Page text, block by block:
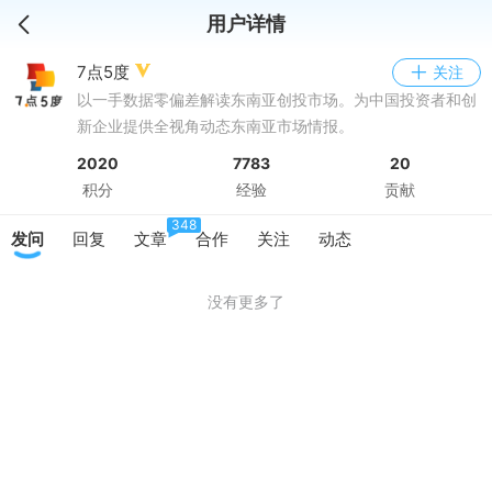
用户详情
7点5度
关注
以一手数据零偏差解读东南亚创投市场。为中国投资者和创
新企业提供全视角动态东南亚市场情报。
2020
积分
7783
经验
20
贡献
发问 回复
348
文章 合作 关注 动态
没有更多了